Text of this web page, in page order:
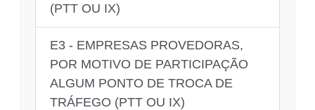
(PTT OU IX)
E3 - EMPRESAS PROVEDORAS,
POR MOTIVO DE PARTICIPAÇÃO
ALGUM PONTO DE TROCA DE
TRÁFEGO (PTT OU IX)